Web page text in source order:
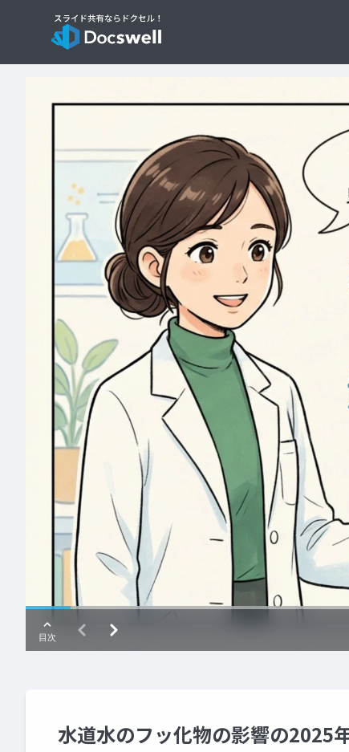
水道水のフッ化物の影響の2025